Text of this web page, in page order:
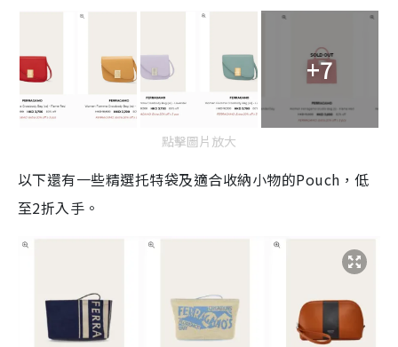
+7
點擊圖片放大
以下還有一些精選托特袋及適合收納小物的Pouch，低
至2折入手。